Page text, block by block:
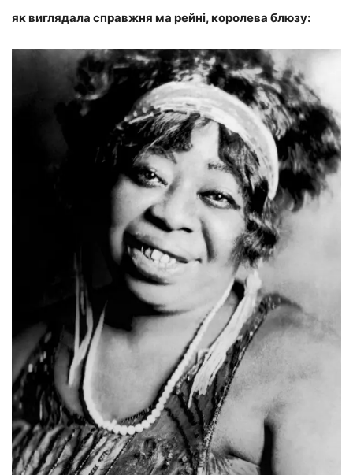
як виглядала справжня ма рейні, королева блюзу: